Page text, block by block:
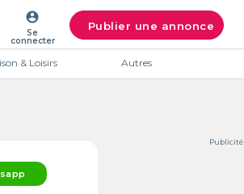
account_circle
Se
connecter
Publier une annonce
& Loisirs Autres
Publicité